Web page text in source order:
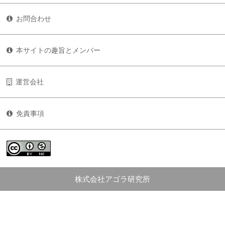
お問合わせ
本サイトの趣旨とメンバー
運営会社
免責事項
株式会社アゴラ研究所